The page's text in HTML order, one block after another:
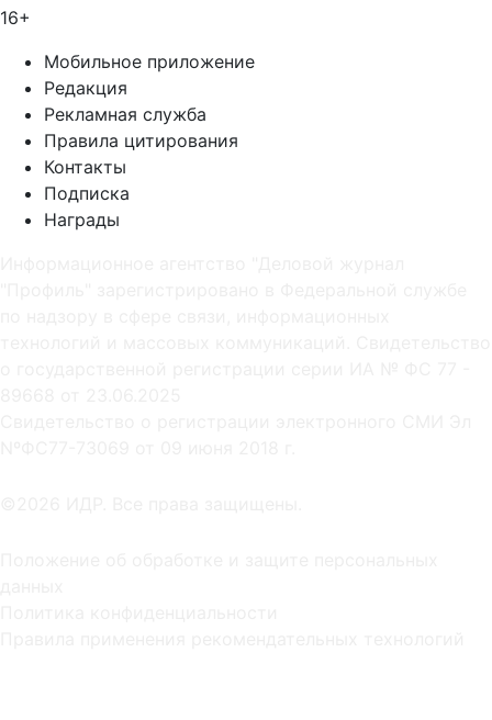
16+
Мобильное приложение
Редакция
Рекламная служба
Правила цитирования
Контакты
Подписка
Награды